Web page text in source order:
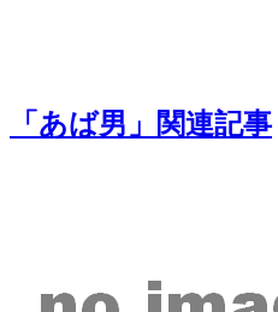
「あば男」関連記事